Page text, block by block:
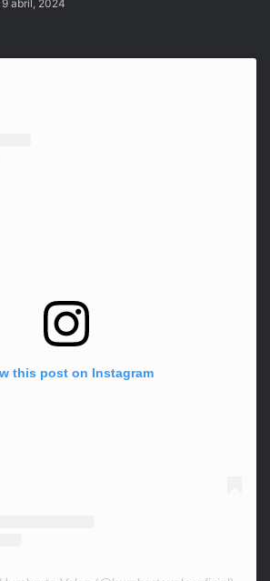
9 abril, 2024
this post on Instagram